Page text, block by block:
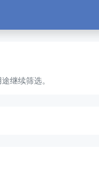
继续筛选。